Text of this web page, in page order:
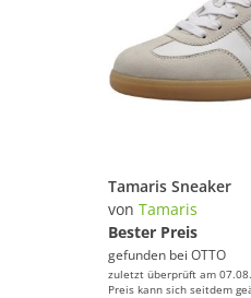
Tamaris Sneaker
von Tamaris
Bester Preis
gefunden bei OTTO
zuletzt überprüft am
Preis kann sich seitdem